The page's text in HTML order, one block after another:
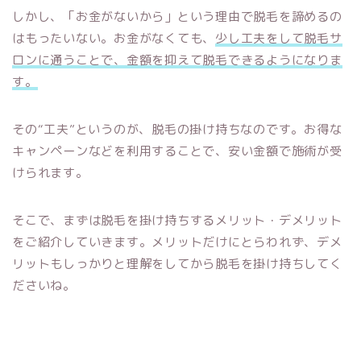
しかし、「お金がないから」という理由で脱毛を諦めるの
はもったいない。お金がなくても、 少し工夫をして脱毛サ
ロンに通うことで、金額を抑えて脱毛できるようになりま
す。
その“工夫”というのが、脱毛の掛け持ちなのです。お得な
キャンペーンなどを利用することで、安い金額で施術が受
けられます。
そこで、まずは脱毛を掛け持ちするメリット・デメリット
をご紹介していきます。メリットだけにとらわれず、デメ
リットもしっかりと理解をしてから脱毛を掛け持ちしてく
ださいね。